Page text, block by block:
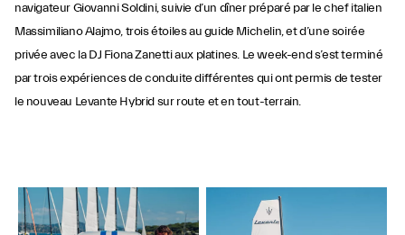
navigateur Giovanni Soldini, suivie d’un dîner préparé par le chef italien
Massimiliano Alajmo, trois étoiles au guide Michelin, et d’une soirée
privée avec la DJ Fiona Zanetti aux platines. Le week-end s’est terminé
par trois expériences de conduite différentes qui ont permis de tester
le nouveau Levante Hybrid sur route et en tout-terrain.